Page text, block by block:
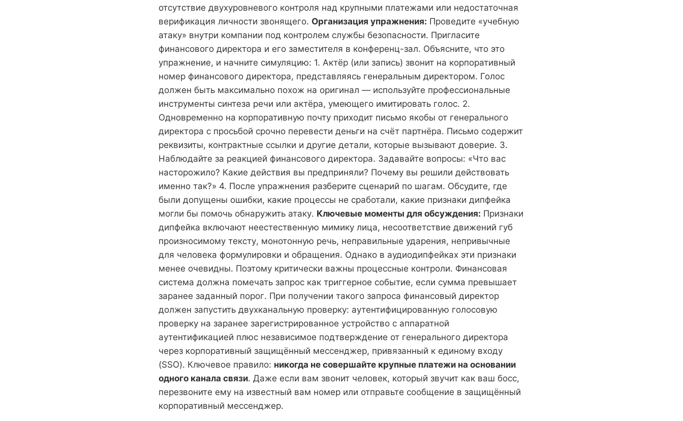
отсутствие двухуровневого контроля над крупными платежами или недостаточная
верификация личности звонящего. Организация упражнения: Проведите «учебную
атаку» внутри компании под контролем службы безопасности. Пригласите
финансового директора и его заместителя в конференц-зал. Объясните, что это
упражнение, и начните симуляцию: 1. Актёр (или запись) звонит на корпоративный
номер финансового директора, представляясь генеральным директором. Голос
должен быть максимально похож на оригинал — используйте профессиональные
инструменты синтеза речи или актёра, умеющего имитировать голос. 2.
Одновременно на корпоративную почту приходит письмо якобы от генерального
директора с просьбой срочно перевести деньги на счёт партнёра. Письмо содержит
реквизиты, контрактные ссылки и другие детали, которые вызывают доверие. 3.
Наблюдайте за реакцией финансового директора. Задавайте вопросы: «Что вас
насторожило? Какие действия вы предприняли? Почему вы решили действовать
именно так?» 4. После упражнения разберите сценарий по шагам. Обсудите, где
были допущены ошибки, какие процессы не сработали, какие признаки дипфейка
могли бы помочь обнаружить атаку. Ключевые моменты для обсуждения: Признаки
дипфейка включают неестественную мимику лица, несоответствие движений губ
произносимому тексту, монотонную речь, неправильные ударения, непривычные
для человека формулировки и обращения. Однако в аудиодипфейках эти признаки
менее очевидны. Поэтому критически важны процессные контроли. Финансовая
система должна помечать запрос как триггерное событие, если сумма превышает
заранее заданный порог. При получении такого запроса финансовый директор
должен запустить двухканальную проверку: аутентифицированную голосовую
проверку на заранее зарегистрированное устройство с аппаратной
аутентификацией плюс независимое подтверждение от генерального директора
через корпоративный защищённый мессенджер, привязанный к единому входу
(SSO). Ключевое правило: никогда не совершайте крупные платежи на основании
одного канала связи. Даже если вам звонит человек, который звучит как ваш босс,
перезвоните ему на известный вам номер или отправьте сообщение в защищённый
корпоративный мессенджер.